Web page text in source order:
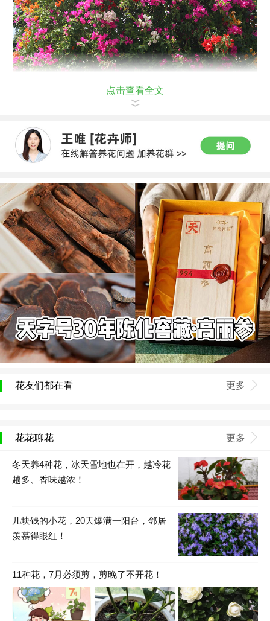
点击查看全文
花友们都在看 更多
花花聊花 更多
冬天养4种花，冰天雪地也在开，越冷花
越多、香味越浓！
几块钱的小花，20天爆满一阳台，邻居
羡慕得眼红！
11种花，7月必须剪，剪晚了不开花！